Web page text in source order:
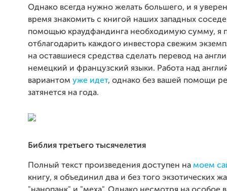
Однако всегда нужно желать большего, и я
время знакомить с книгой наших западных
помощью краудфандинга необходимую сумму, я
отблагодарить каждого инвестора свежим
на оставшиеся средства сделать перевод на
немецкий и французский языки. Работа над
вариантом уже идет, однако без вашей помощи
затянется на года.
Библия третьего тысячелетия
Полный текст произведения доступен на моем
книгу, я объединил два и без того экзотических